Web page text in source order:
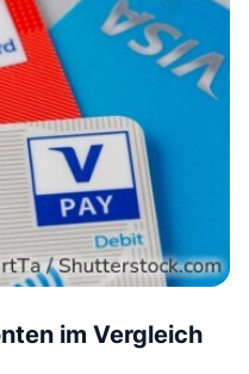
im Vergleich